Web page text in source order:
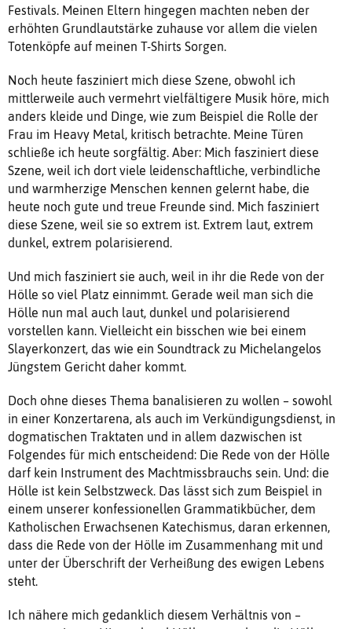
Festivals. Meinen Eltern hingegen machten neben der
erhöhten Grundlautstärke zuhause vor allem die vielen
Totenköpfe auf meinen T-Shirts Sorgen.
Noch heute fasziniert mich diese Szene, obwohl ich
mittlerweile auch vermehrt vielfältigere Musik höre, mich
anders kleide und Dinge, wie zum Beispiel die Rolle der
Frau im Heavy Metal, kritisch betrachte. Meine Türen
schließe ich heute sorgfältig. Aber: Mich fasziniert diese
Szene, weil ich dort viele leidenschaftliche, verbindliche
und warmherzige Menschen kennen gelernt habe, die
heute noch gute und treue Freunde sind. Mich fasziniert
diese Szene, weil sie so extrem ist. Extrem laut, extrem
dunkel, extrem polarisierend.
Und mich fasziniert sie auch, weil in ihr die Rede von der
Hölle so viel Platz einnimmt. Gerade weil man sich die
Hölle nun mal auch laut, dunkel und polarisierend
vorstellen kann. Vielleicht ein bisschen wie bei einem
Slayerkonzert, das wie ein Soundtrack zu Michelangelos
Jüngstem Gericht daher kommt.
Doch ohne dieses Thema banalisieren zu wollen – sowohl
in einer Konzertarena, als auch im Verkündigungsdienst, in
dogmatischen Traktaten und in allem dazwischen ist
Folgendes für mich entscheidend: Die Rede von der Hölle
darf kein Instrument des Machtmissbrauchs sein. Und: die
Hölle ist kein Selbstzweck. Das lässt sich zum Beispiel in
einem unserer konfessionellen Grammatikbücher, dem
Katholischen Erwachsenen Katechismus, daran erkennen,
dass die Rede von der Hölle im Zusammenhang mit und
unter der Überschrift der Verheißung des ewigen Lebens
steht.
Ich nähere mich gedanklich diesem Verhältnis von –